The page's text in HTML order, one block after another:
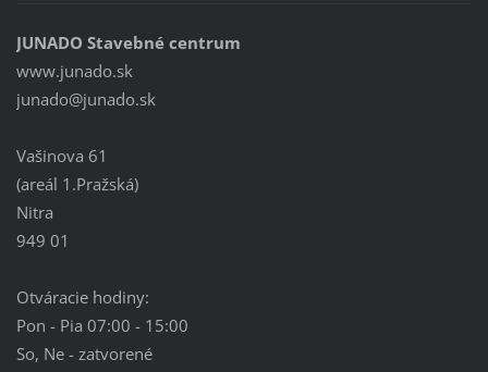
JUNADO Stavebné centrum
www.junado.sk
junado@junado.sk
Vašinova 61
(areál 1.Pražská)
Nitra
949 01
Otváracie hodiny:
Pon - Pia 07:00 - 15:00
So, Ne - zatvorené